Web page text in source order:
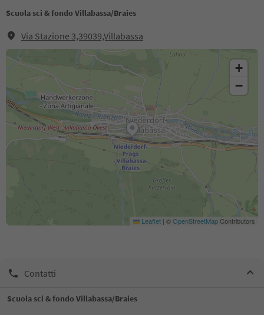
Scuola sci & fondo Villabassa/Braies
Via Stazione 3,39039,Villabassa
+
−
Leaflet | ©OpenStreetMapContributors
Contatti
Scuola sci & fondo Villabassa/Braies